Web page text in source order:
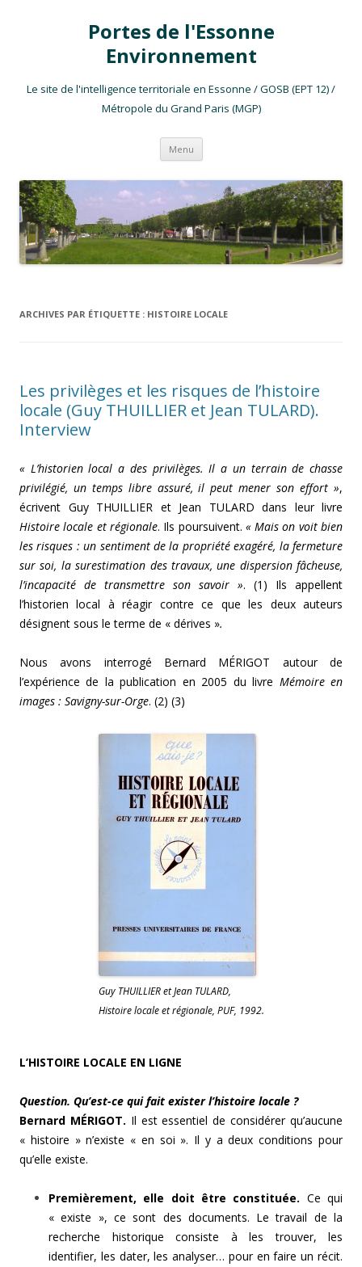
Portes de l'Essonne
Environnement
Le site de l'intelligence territoriale en Essonne / GOSB (EPT 12) /
Métropole du Grand Paris (MGP)
Menu Aller au contenu
ARCHIVES PAR ÉTIQUETTE : HISTOIRE LOCALE
Les privilèges et les risques de l’histoire
locale (Guy THUILLIER et Jean TULARD).
Interview
« L’historien local a des privilèges. Il a un terrain de chasse
privilégié, un temps libre assuré, il peut mener son effort »,
écrivent Guy THUILLIER et Jean TULARD dans leur livre
Histoire locale et régionale. Ils poursuivent. « Mais on voit bien
les risques : un sentiment de la propriété exagéré, la fermeture
sur soi, la surestimation des travaux, une dispersion fâcheuse,
l’incapacité de transmettre son savoir ». (1) Ils appellent
l’historien local à réagir contre ce que les deux auteurs
désignent sous le terme de « dérives ».
Nous avons interrogé Bernard MÉRIGOT autour de
l’expérience de la publication en 2005 du livre Mémoire en
images : Savigny-sur-Orge. (2) (3)
Guy THUILLIER et Jean TULARD,
Histoire locale et régionale, PUF, 1992.
L’HISTOIRE LOCALE EN LIGNE
Question. Qu’est-ce qui fait exister l’histoire locale ?
Bernard MÉRIGOT. Il est essentiel de considérer qu’aucune
« histoire » n’existe « en soi ». Il y a deux conditions pour
qu’elle existe.
Premièrement, elle doit être constituée. Ce qui
« existe », ce sont des documents. Le travail de la
recherche historique consiste à les trouver, les
identifier, les dater, les analyser… pour en faire un récit.